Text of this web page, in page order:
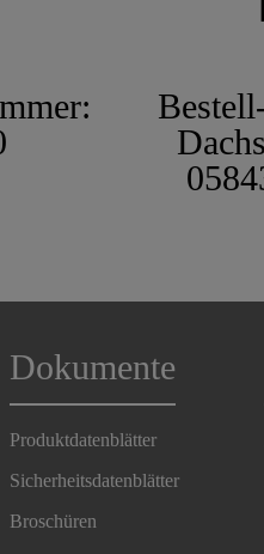
Dokumente
Produktdatenblätter
Sicherheitsdatenblätter
Broschüren